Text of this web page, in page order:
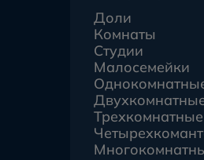
Доли
Комнаты
Студии
Малосемейки
Трехкомнатные